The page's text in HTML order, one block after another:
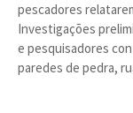
pescadores
Investigações
e pesquisadores
paredes de pedra,